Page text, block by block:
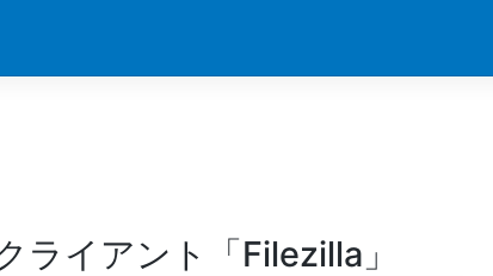
ライアント「Filezilla」